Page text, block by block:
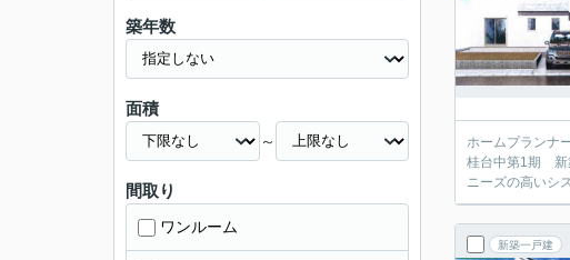
ホームプランナ
桂台中第1期 新
ニーズの高いシ
新築一戸建
築年数
面積
～
間取り
ワンルーム